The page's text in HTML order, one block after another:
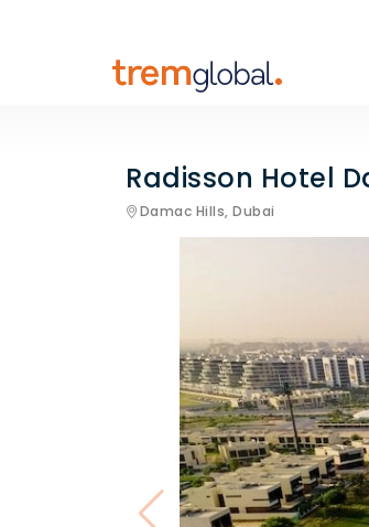
Radisson Hotel
Damac Hills, Dubai